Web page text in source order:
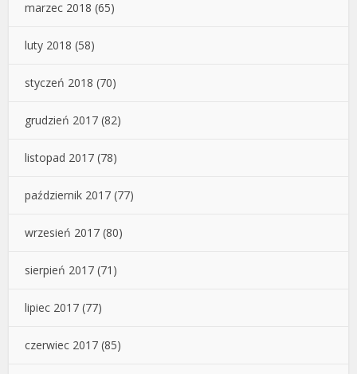
marzec 2018 (65)
luty 2018 (58)
styczeń 2018 (70)
grudzień 2017 (82)
listopad 2017 (78)
październik 2017 (77)
wrzesień 2017 (80)
sierpień 2017 (71)
lipiec 2017 (77)
czerwiec 2017 (85)